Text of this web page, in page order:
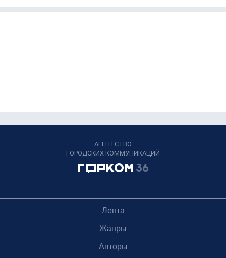
АГЕНТСТВО
ГОРОДСКИХ КОММУНИКАЦИЙ
Лента
Жанры
Авторы